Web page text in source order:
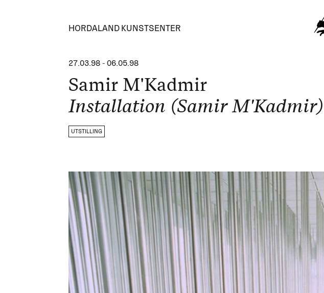
HORDALAND KUNSTSENTER
27.03.98 -06.05.98
Samir M'Kadmir
Installation (Samir M'Kadmir)
UTSTILLING